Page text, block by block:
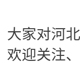
大家对河
欢迎关注